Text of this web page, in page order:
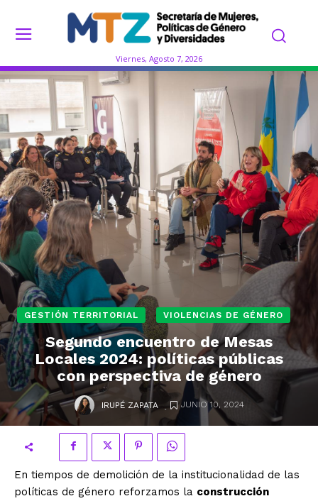
Viernes, Agosto 7, 2026
GESTIÓN TERRITORIAL VIOLENCIAS DE GÉNERO
Segundo encuentro de Mesas
Locales 2024: políticas públicas
con perspectiva de género
IRUPÉ ZAPATA . JUNIO 10, 2024
En tiempos de demolición de la institucionalidad de las
políticas de género reforzamos la construcción